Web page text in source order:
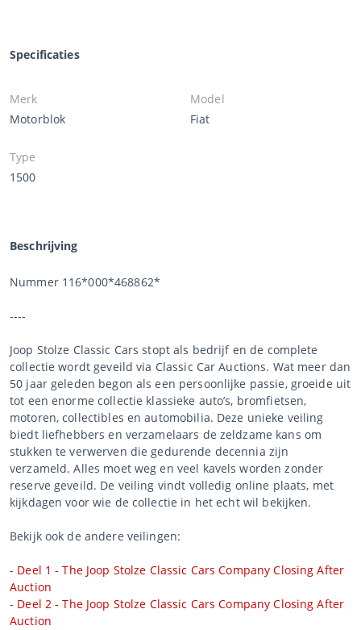
Specificaties
Merk
Motorblok
Model
Fiat
Type
1500
Beschrijving
Nummer 116*000*468862*
----
Joop Stolze Classic Cars stopt als bedrijf en de complete
collectie wordt geveild via Classic Car Auctions. Wat meer dan
50 jaar geleden begon als een persoonlijke passie, groeide uit
tot een enorme collectie klassieke auto’s, bromfietsen,
motoren, collectibles en automobilia. Deze unieke veiling
biedt liefhebbers en verzamelaars de zeldzame kans om
stukken te verwerven die gedurende decennia zijn
verzameld. Alles moet weg en veel kavels worden zonder
reserve geveild. De veiling vindt volledig online plaats, met
kijkdagen voor wie de collectie in het echt wil bekijken.
Bekijk ook de andere veilingen:
- Deel 1 - The Joop Stolze Classic Cars Company Closing After
Auction
- Deel 2 - The Joop Stolze Classic Cars Company Closing After
Auction